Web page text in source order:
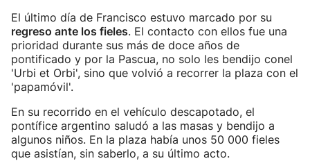
El último día de Francisco estuvo marcado por su
regreso ante los fieles. El contacto con ellos fue una
prioridad durante sus más de doce años de
pontificado y por la Pascua, no solo les bendijo conel
'Urbi et Orbi', sino que volvió a recorrer la plaza con el
'papamóvil'.
En su recorrido en el vehículo descapotado, el
pontífice argentino saludó a las masas y bendijo a
algunos niños. En la plaza había unos 50 000 fieles
que asistían, sin saberlo, a su último acto.